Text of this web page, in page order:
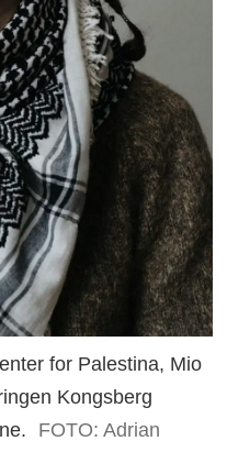
for Palestina, Mio
Kongsberg
FOTO: Adrian